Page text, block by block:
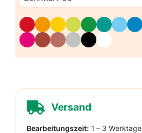
Versand
Bearbeitungszeit: 1 – 3 Werktage